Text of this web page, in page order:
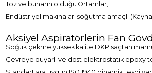
Toz ve buharın olduğu Ortamlar,
Endüstriyel makinaları soğutma amaçlı
Aksiyel Aspiratörlerin Fan
Soğuk çekme yüksek kalite DKP saçtan
Çevreye duyarlı ve dost elektrostatik epoxy